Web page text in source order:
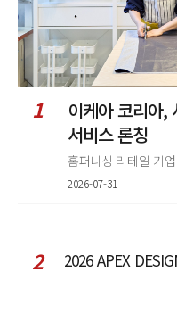
1
이케아 코리아,
서비스 론칭
2026-07-31
2